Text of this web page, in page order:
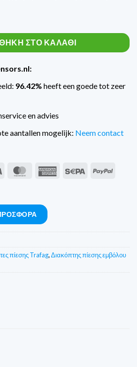
PST4K400F4 ποσότητα
ΣΤΟ ΚΑΛΆΘΙ
96.42% heeft een goede tot zeer
en advies
aantallen mogelijk: Neem contact
Visa MasterCardAmerican Sepa
PayPal
πίεσης Trafag,Διακόπτης πίεσης εμβόλου